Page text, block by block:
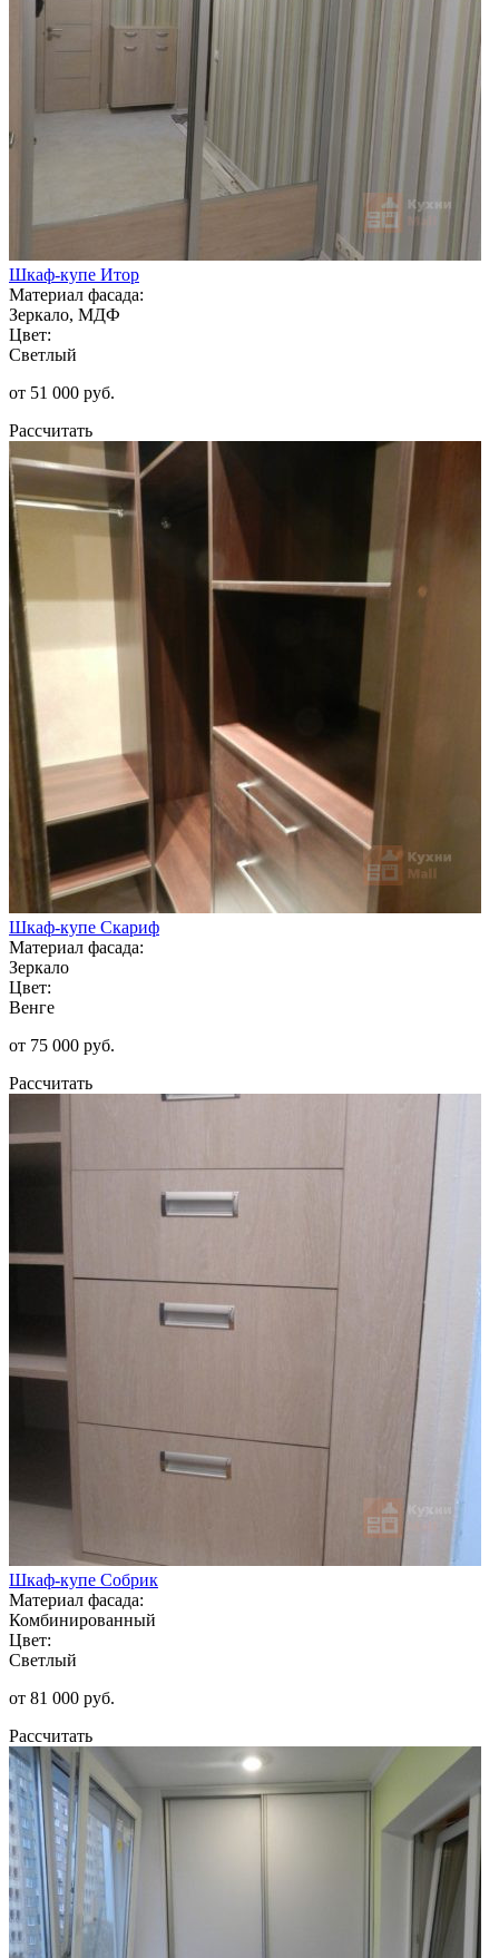
Шкаф-купе Итор
Материал фасада:
Зеркало, МДФ
Цвет:
Светлый
от 51 000 руб.
Рассчитать
Шкаф-купе Скариф
Материал фасада:
Зеркало
Цвет:
Венге
от 75 000 руб.
Рассчитать
Шкаф-купе Собрик
Материал фасада:
Комбинированный
Цвет:
Светлый
от 81 000 руб.
Рассчитать